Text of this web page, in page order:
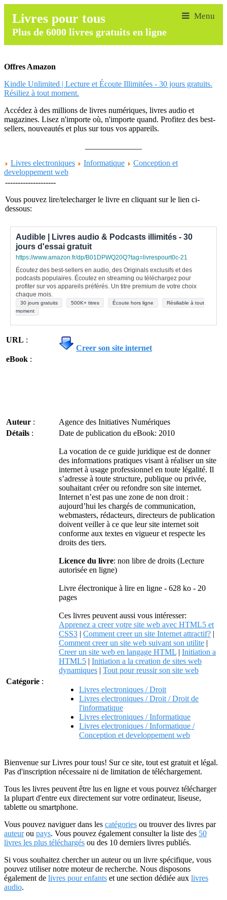
Livres pour tous
Plus de 6000 livres gratuits en ligne
Offres Amazon
Kindle Unlimited | Lecture et Écoute Illimitées - 30 jours gratuits.
Résiliez à tout moment.
Accédez à des millions de livres numériques, livres audio et
magazines. Lisez n'importe où, n'importe quand. Profitez des best-
sellers, nouveautés et plus sur tous vos appareils.
Livres electroniques
Informatique
Conception et
developpement web
--------------------
Vous pouvez lire/telecharger le livre en cliquant sur le lien ci-
dessous:
Audible | Livres audio & Podcasts illimités - 30
jours d'essai gratuit
https://www.amazon.fr/dp/B01DPWQ20Q?tag=livrespourt0c-21
Écoutez des best-sellers en audio, des Originals exclusifs et des
podcasts populaires. Écoutez en streaming ou téléchargez pour
profiter sur vos appareils préférés. Un titre premium de votre choix
chaque mois.
30 jours gratuits 500K+ titres Écoute hors ligne
Résiliable à tout
moment
URL :
Creer son site internet
eBook :
Auteur :
Agence des Initiatives Numériques
Détails : Date de publication du eBook: 2010
La vocation de ce guide juridique est de donner
des informations pratiques visant à réaliser un site
internet à usage professionnel en toute légalité. Il
s’adresse à toute structure, publique ou privée,
souhaitant créer ou refondre son site internet.
Internet n’est pas une zone de non droit :
aujourd’hui les chargés de communication,
webmasters, rédacteurs, directeurs de publication
doivent veiller à ce que leur site internet soit
conforme aux textes en vigueur et respecte les
droits des tiers.
Licence du livre: non libre de droits (Lecture
autorisée en ligne)
Livre électronique à lire en ligne - 628 ko - 20
pages
Ces livres peuvent aussi vous intéresser:
Apprenez a creer votre site web avec HTML5 et
CSS3 | Comment creer un site Internet attractif? |
Comment creer un site web suivant son utilite |
Creer un site web en langage HTML | Initiation a
HTML5 | Initiation a la creation de sites web
dynamiques | Tout pour reussir son site web
Catégorie :
Livres electroniques / Droit
Livres electroniques / Droit / Droit de
l'informatique
Livres electroniques / Informatique
Livres electroniques / Informatique /
Conception et developpement web
Bienvenue sur Livres pour tous! Sur ce site, tout est gratuit et légal.
Pas d'inscription nécessaire ni de limitation de téléchargement.
Tous les livres peuvent être lus en ligne et vous pouvez télécharger
la plupart d'entre eux directement sur votre ordinateur, liseuse,
tablette ou smartphone.
Vous pouvez naviguer dans les catégories ou trouver des livres par
auteurou pays. Vous pouvez également consulter la liste des 50
livres les plus téléchargés ou des 10 derniers livres publiés.
Si vous souhaitez chercher un auteur ou un livre spécifique, vous
pouvez utiliser notre moteur de recherche. Nous disposons
également de livres pour enfants et une section dédiée aux livres
audio.